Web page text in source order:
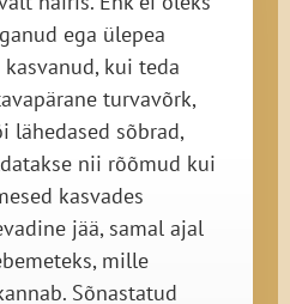
ega ülepea
kui teda
turvavõrk,
lähedased sõbrad,
nii rõõmud kui
kasvades
jää, samal ajal
mille
Sõnastatud